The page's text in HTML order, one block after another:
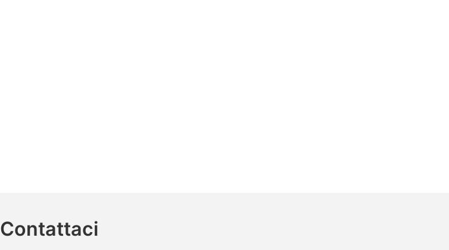
Contattaci